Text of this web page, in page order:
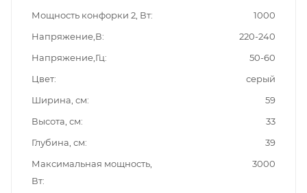
Мощность конфорки 2, Вт
1000
Напряжение,В
220-240
Напряжение,Гц
50-60
Цвет
серый
Ширина, см
59
Высота, см
33
Глубина, см
39
Максимальная мощность,
Вт
3000